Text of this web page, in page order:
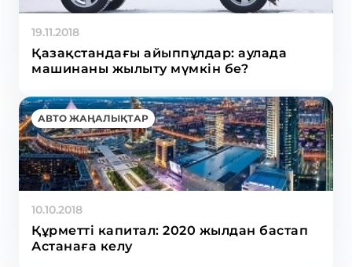
19.11.2018
Қазақстандағы айыппұлдар: аулада
машинаны жылыту мүмкін бе?
АВТО ЖАҢАЛЫҚТАР
10.10.2018
Құрметті капитал: 2020 жылдан бастап
Астанаға келу